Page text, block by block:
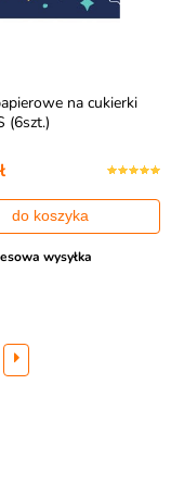
na cukierki
(6szt.)
do koszyka
wysyłka